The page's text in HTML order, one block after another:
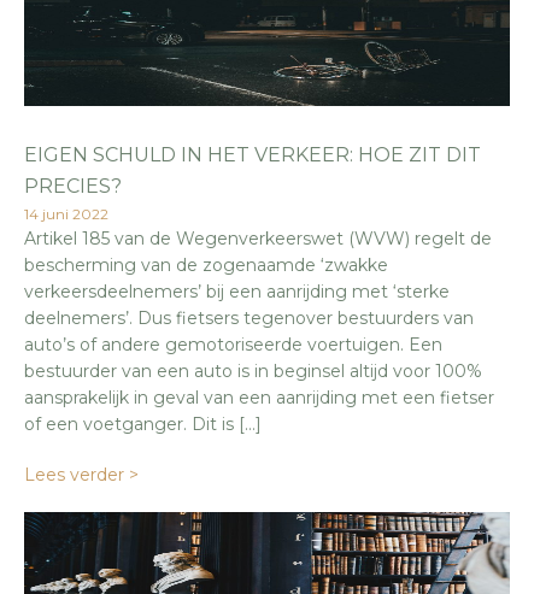
EIGEN SCHULD IN HET VERKEER: HOE ZIT DIT
PRECIES?
14 juni 2022
Artikel 185 van de Wegenverkeerswet (WVW) regelt de
bescherming van de zogenaamde ‘zwakke
verkeersdeelnemers’ bij een aanrijding met ‘sterke
deelnemers’. Dus fietsers tegenover bestuurders van
auto’s of andere gemotoriseerde voertuigen. Een
bestuurder van een auto is in beginsel altijd voor 100%
aansprakelijk in geval van een aanrijding met een fietser
of een voetganger. Dit is […]
Lees verder >